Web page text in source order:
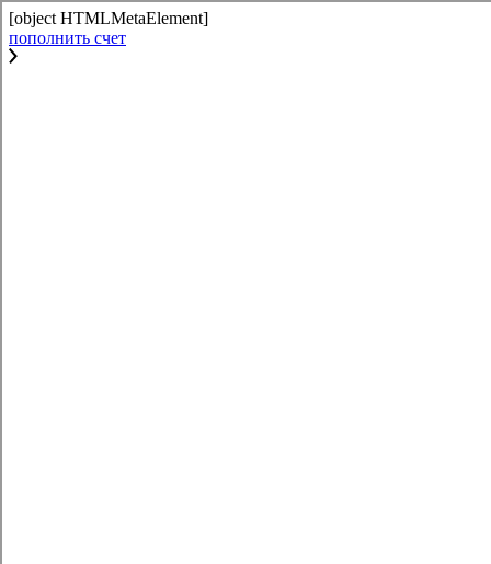
[object HTMLMetaElement]
пополнить счет